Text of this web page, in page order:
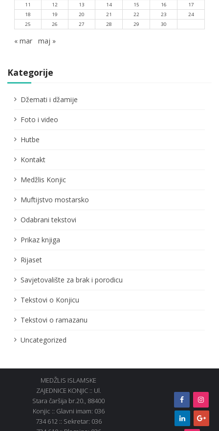
11
12 13 14 15 16
17
18
19 20 21 22 23
24
25
26 27 28 29 30
« mar maj »
Kategorije
Džemati i džamije
Foto i video
Hutbe
Kontakt
Medžlis Konjic
Muftijstvo mostarsko
Odabrani tekstovi
Prikaz knjiga
Rijaset
Savjetovalište za brak i porodicu
Tekstovi o Konjicu
Tekstovi o ramazanu
Uncategorized
MEDŽLIS ISLAMSKE
ZAJEDNICE KONJIC :: Ul.
Stara čaršija br.20., 88400
Konjic :: Glavni imam: 036
734 612 :: Sekretar: 036